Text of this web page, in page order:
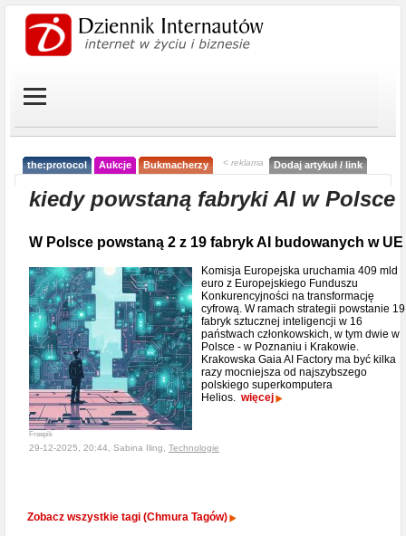
the:protocol Aukcje Bukmacherzy < reklama Dodaj artykuł / link
kiedy powstaną fabryki AI w Polsce
W Polsce powstaną 2 z 19 fabryk AI budowanych w UE
Freepik
Komisja Europejska uruchamia 409 mld
euro z Europejskiego Funduszu
Konkurencyjności na transformację
cyfrową. W ramach strategii powstanie 19
fabryk sztucznej inteligencji w 16
państwach członkowskich, w tym dwie w
Polsce - w Poznaniu i Krakowie.
Krakowska Gaia AI Factory ma być kilka
razy mocniejsza od najszybszego
polskiego superkomputera
Helios. więcej
29-12-2025, 20:44, Sabina Iling, Technologie
Zobacz wszystkie tagi (Chmura Tagów)